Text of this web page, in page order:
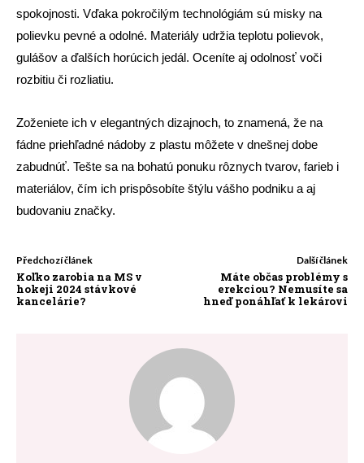
spokojnosti. Vďaka pokročilým technológiám sú misky na
polievku pevné a odolné. Materiály udržia teplotu polievok,
gulášov a ďalších horúcich jedál. Oceníte aj odolnosť voči
rozbitiu či rozliatiu.
Zoženiete ich v elegantných dizajnoch, to znamená, že na
fádne priehľadné nádoby z plastu môžete v dnešnej dobe
zabudnúť. Tešte sa na bohatú ponuku rôznych tvarov, farieb i
materiálov, čím ich prispôsobíte štýlu vášho podniku a aj
budovaniu značky.
Předchozí článek
Koľko zarobia na MS v
hokeji 2024 stávkové
kancelárie?
Další článek
Máte občas problémy s
erekciou? Nemusíte sa
hneď ponáhľať k lekárovi